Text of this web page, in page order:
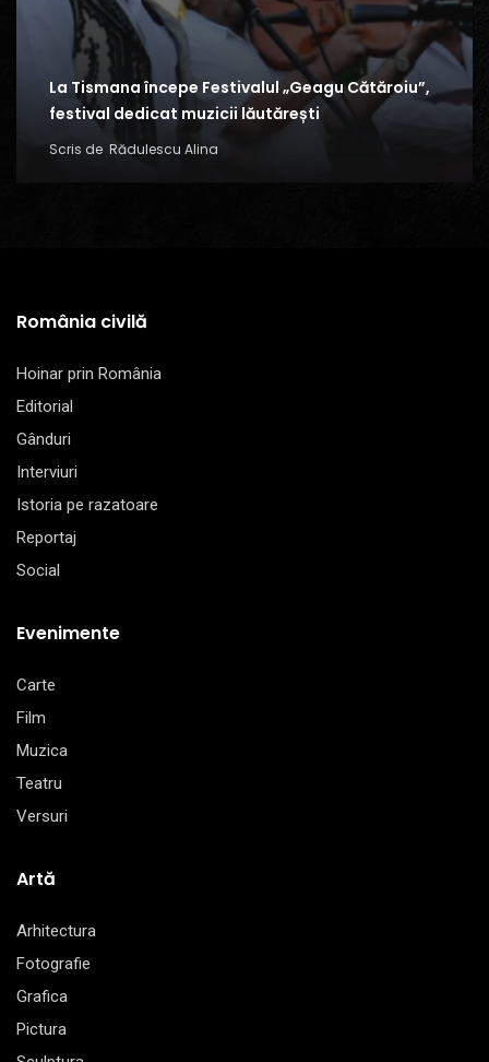
La Tismana începe Festivalul „Geagu Cătăroiu”,
festival dedicat muzicii lăutărești
Scris de Rădulescu Alina
România civilă
Hoinar prin România
Editorial
Gânduri
Interviuri
Istoria pe razatoare
Reportaj
Social
Evenimente
Carte
Film
Muzica
Teatru
Versuri
Artă
Arhitectura
Fotografie
Grafica
Pictura